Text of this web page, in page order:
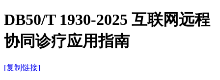
DB50/T 1930-2025 互联网远程
协同诊疗应用指南
[复制链接]